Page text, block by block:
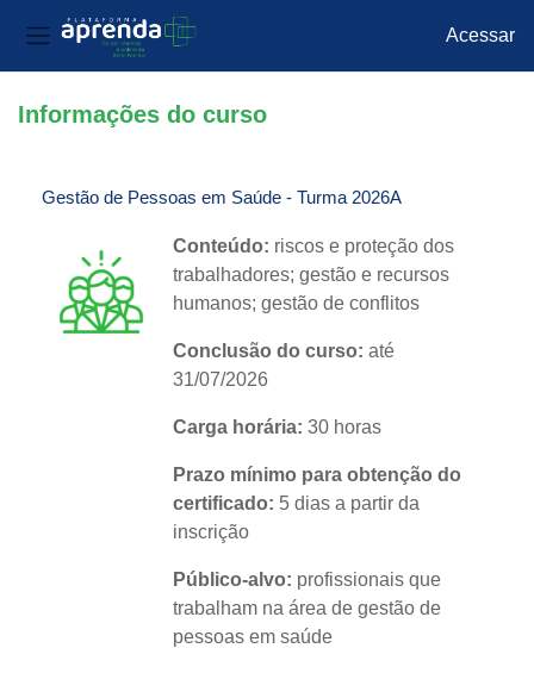
Painel lateral
Acessar
Informações do curso
Gestão de Pessoas em Saúde - Turma 2026A
Conteúdo: riscos e proteção dos
trabalhadores; gestão e recursos
humanos; gestão de conflitos
Conclusão do curso: até
31/07/2026
Carga horária: 30 horas
Prazo mínimo para obtenção do
certificado: 5 dias a partir da
inscrição
Público-alvo: profissionais que
trabalham na área de gestão de
pessoas em saúde